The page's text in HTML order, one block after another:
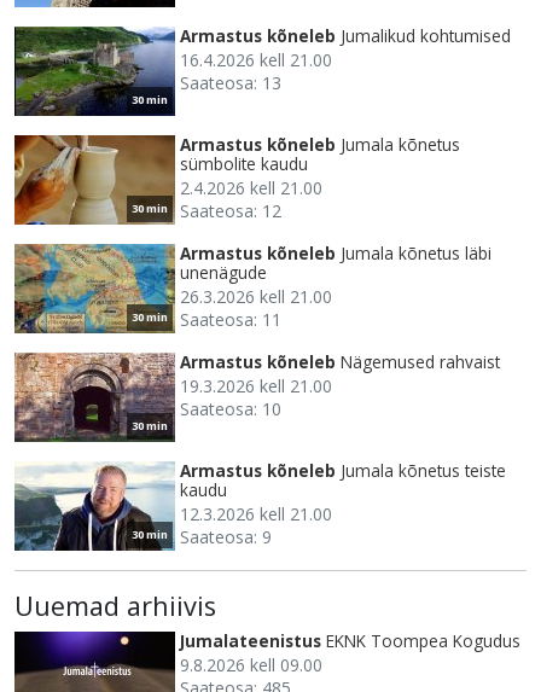
30 min
Armastus kõneleb Jumalikud kohtumised
16.4.2026 kell 21.00
Saateosa: 13
30 min
Armastus kõneleb Jumala kõnetus
sümbolite kaudu
2.4.2026 kell 21.00
Saateosa: 12
30 min
Armastus kõneleb Jumala kõnetus läbi
unenägude
26.3.2026 kell 21.00
Saateosa: 11
30 min
Armastus kõneleb Nägemused rahvaist
19.3.2026 kell 21.00
Saateosa: 10
30 min
Armastus kõneleb Jumala kõnetus teiste
kaudu
12.3.2026 kell 21.00
Saateosa: 9
Uuemad arhiivis
Jumalateenistus EKNK Toompea Kogudus
9.8.2026 kell 09.00